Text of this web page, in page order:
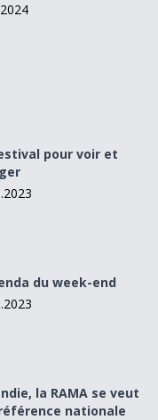
pour voir et
du week-end
nationale
la RAMA se veut
nationale